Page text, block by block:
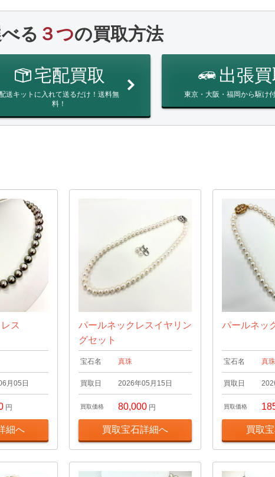
る ３つの買取方法
宅配買取
送キットに入れて送るだけ！送料無
料！
出張買
東京・大阪・福岡から駆け
ス
月05日
円
細へ
パールネックレスイヤリン
グセット
宝石名 真珠
買取日 2026年05月15日
買取価格 80,000 円
買取宝石詳細へ
パールネッ
宝石名 真珠
買取日
買取価格
買取